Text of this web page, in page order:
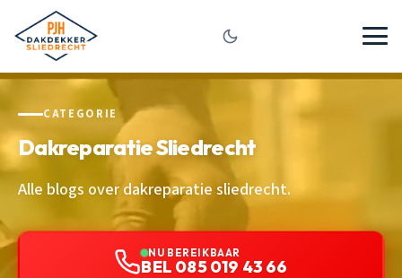
CATEGORIE
Dakreparatie Sliedrecht
Alle blogs over dakreparatie sliedrecht.
NU BEREIKBAAR
BEL 085 019 43 66